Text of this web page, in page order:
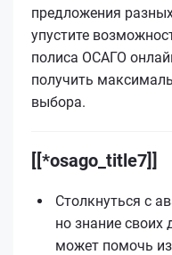
предложения
упустите
полиса ОСАГО
получить
выбора.
[[*osago_title7]]
Столкнуться с
но знание своих
может помочь